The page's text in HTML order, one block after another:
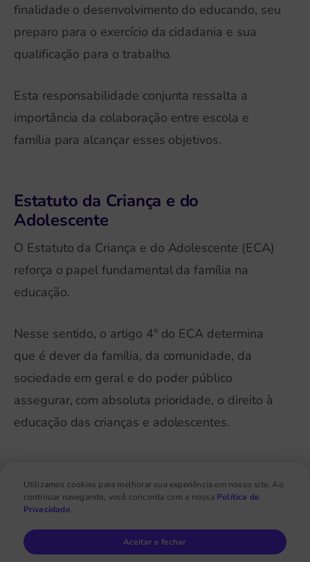
finalidade o desenvolvimento do educando, seu
preparo para o exercício da cidadania e sua
qualificação para o trabalho.
Esta responsabilidade conjunta ressalta a
importância da colaboração entre escola e
família para alcançar esses objetivos.
Estatuto da Criança e do
Adolescente
O Estatuto da Criança e do Adolescente (ECA)
reforça o papel fundamental da família na
educação.
Nesse sentido, o artigo 4º do ECA determina
que é dever da família, da comunidade, da
sociedade em geral e do poder público
assegurar, com absoluta prioridade, o direito à
educação das crianças e adolescentes.
Plano Nacional de Educação
O Plano Nacional de Educação (PNE) reconhece
a importância da parceria família-escola e
propõe medidas para fortalecê-la.
Utilizamos cookies para melhorar sua experiência em nosso site. Ao
continuar navegando, você concorda com a nossa Política de
Privacidade.
Aceitar e fechar